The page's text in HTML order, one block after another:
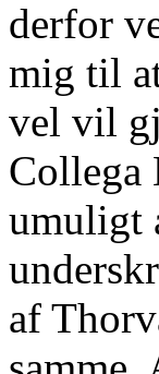
derfor
mig til
vel vil
Collega
umuligt
af